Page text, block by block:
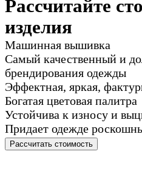
Рассчитайте
изделия
Машинная вышивка
Самый качественный и
брендирования одежды
Эффектная, яркая,
Богатая цветовая палитра
Устойчива к износу и
Придает одежде
Рассчитать стоимость